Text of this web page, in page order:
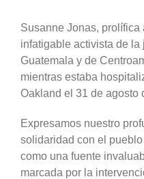
Susanne Jonas, prolífica
infatigable activista de
Guatemala y de
mientras estaba
Oakland el 31 de agosto
Expresamos nuestro
solidaridad con el
como una fuente
marcada por la